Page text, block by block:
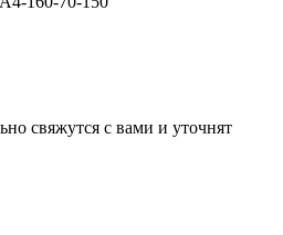
свяжутся с вами и уточнят